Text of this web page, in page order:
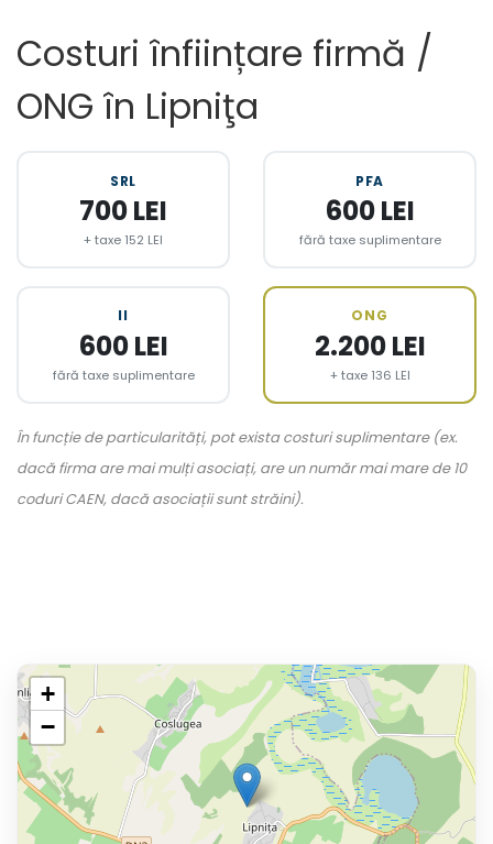
Costuri înființare firmă /
ONG în Lipniţa
SRL
700 LEI
+ taxe 152 LEI
PFA
600 LEI
fără taxe suplimentare
II
600 LEI
fără taxe suplimentare
ONG
2.200 LEI
+ taxe 136 LEI
În funcție de particularități, pot exista costuri suplimentare (ex.
dacă firma are mai mulți asociați, are un număr mai mare de 10
coduri CAEN, dacă asociații sunt străini).
+
−